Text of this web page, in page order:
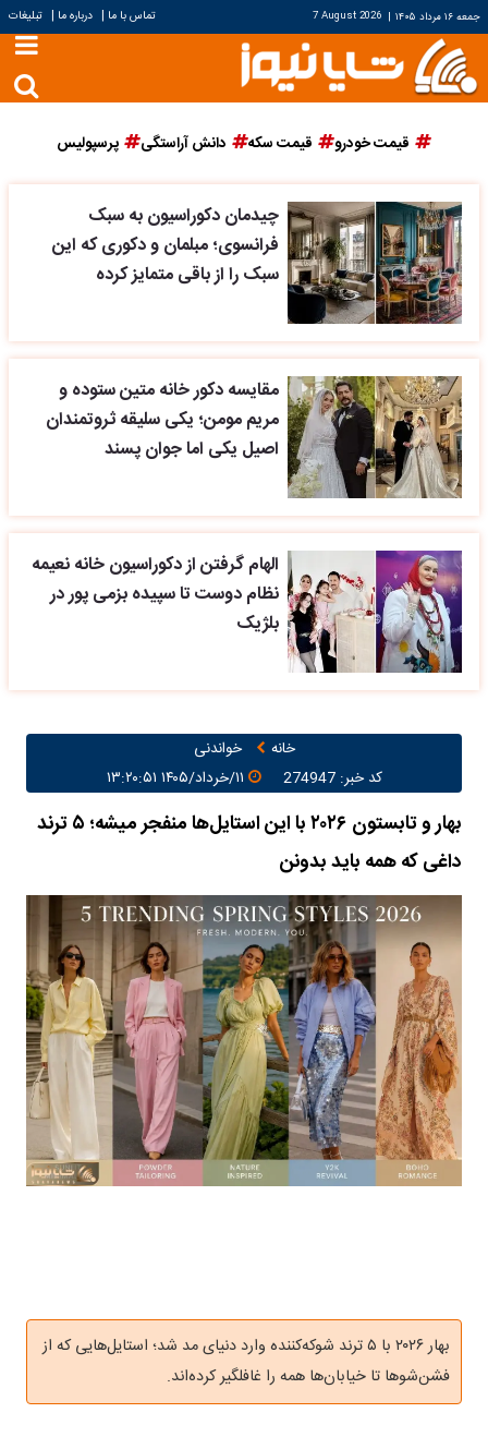
جمعه ۱۶ مرداد ۱۴۰۵ |
7 August 2026 تماس با ما | درباره ما | تبلیغات
قیمت خودرو قیمت سکه دانش آراستگی پرسپولیس
چیدمان دکوراسیون به سبک
فرانسوی؛ مبلمان و دکوری که این
سبک را از باقی متمایز کرده
مقایسه دکور خانه متین ستوده و
مریم مومن؛ یکی سلیقه ثروتمندان
اصیل یکی اما جوان پسند
الهام گرفتن از دکوراسیون خانه نعیمه
نظام دوست تا سپیده بزمی پور در
بلژیک
خانه
خواندنی
کد خبر: 274947
بهار و تابستون ۲۰۲۶ با این استایل‌ها منفجر میشه؛ ۵ ترند
داغی که همه باید بدونن
بهار ۲۰۲۶ با ۵ ترند شوکه‌کننده وارد دنیای مد شد؛ استایل‌هایی که از
فشن‌شوها تا خیابان‌ها همه را غافلگیر کرده‌اند.